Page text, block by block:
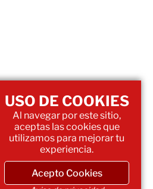
USO DE COOKIES
Al navegar por este sitio,
aceptas las cookies que
utilizamos para mejorar tu
experiencia.
Acepto Cookies